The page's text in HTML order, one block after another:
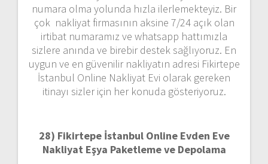
numara olma yolunda hızla ilerlemekteyiz. Bir
çok nakliyat firmasının aksine 7/24 açık olan
irtibat numaramız ve whatsapp hattımızla
sizlere anında ve birebir destek sağlıyoruz. En
uygun ve en güvenilir nakliyatın adresi Fikirtepe
İstanbul Online Nakliyat Evi olarak gereken
itinayı sizler için her konuda gösteriyoruz.
28) Fikirtepe İstanbul Online Evden Eve
Nakliyat Eşya Paketleme ve Depolama